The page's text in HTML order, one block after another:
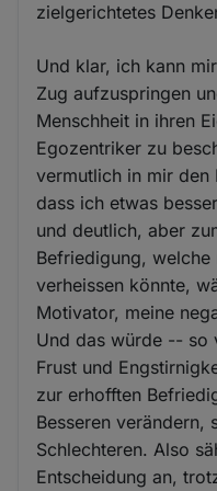
zielgerichtetes
Und klar, ich kann
Zug aufzuspringen
Menschheit in ihren
Egozentriker zu
vermutlich in mir den
dass ich etwas
und deutlich, aber
Befriedigung,
verheissen könnte,
Motivator, meine
Und das würde -- so
Frust und
zur erhofften
Besseren verändern,
Schlechteren. Also
Entscheidung an,